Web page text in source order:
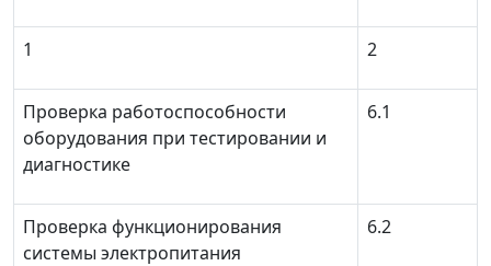
1 2
Проверка работоспособности
оборудования при тестировании и
диагностике
6.1
Проверка функционирования
системы электропитания
6.2